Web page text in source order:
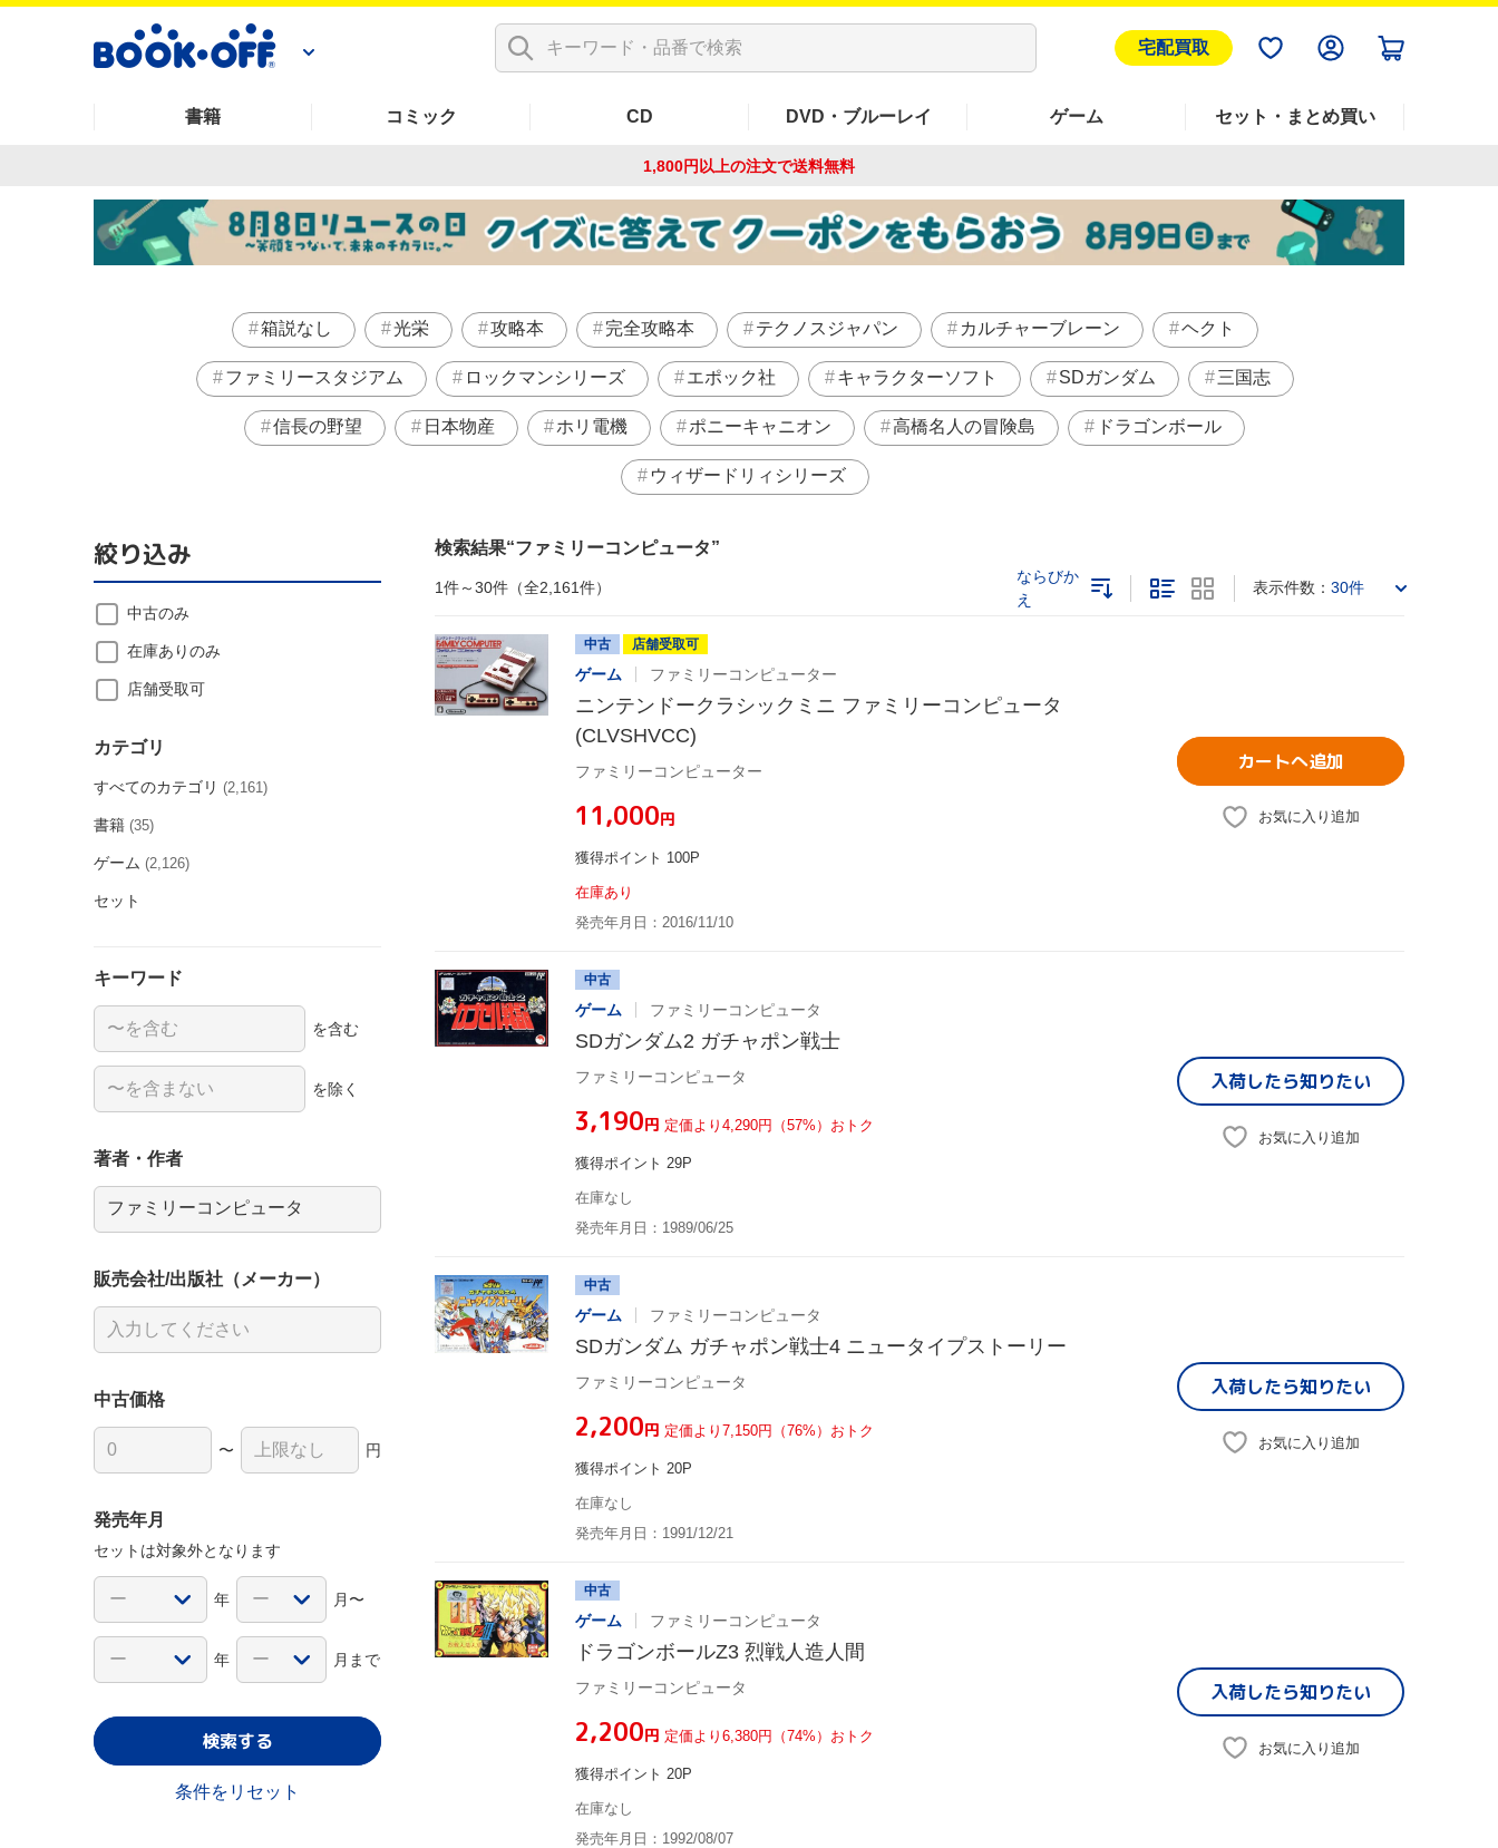
宅配買取
書籍 コミック CD DVD・ブルーレイ ゲーム セット・まとめ買い
1,800円以上の注文で送料無料
箱説なし 光栄 攻略本 完全攻略本 テクノスジャパン カルチャーブレーン ヘクト
ファミリースタジアム ロックマンシリーズ エポック社 キャラクターソフト SDガンダム 三国志
信長の野望 日本物産 ホリ電機 ポニーキャニオン 高橋名人の冒険島 ドラゴンボール
ウィザードリィシリーズ
検索結果 ファミリーコンピュータ
1件～30件（全2,161件）
ならびか
え
表示件数： 30件
中古 店舗受取可
ゲーム ファミリーコンピューター
ニンテンドークラシックミニ ファミリーコンピュータ
(CLVSHVCC)
ファミリーコンピューター
¥11,000円
獲得ポイント 100P
在庫あり
発売年月日：2016/11/10
カートへ追加
お気に入り追加
中古
ゲーム ファミリーコンピュータ
SDガンダム2 ガチャポン戦士
ファミリーコンピュータ
¥3,190円 定価より4,290円（57%）おトク
獲得ポイント 29P
在庫なし
発売年月日：1989/06/25
入荷したら知りたい
お気に入り追加
中古
ゲーム ファミリーコンピュータ
SDガンダム ガチャポン戦士4 ニュータイプストーリー
ファミリーコンピュータ
¥2,200円 定価より7,150円（76%）おトク
獲得ポイント 20P
在庫なし
発売年月日：1991/12/21
入荷したら知りたい
お気に入り追加
中古
ゲーム ファミリーコンピュータ
ドラゴンボールZ3 烈戦人造人間
ファミリーコンピュータ
¥2,200円 定価より6,380円（74%）おトク
獲得ポイント 20P
在庫なし
発売年月日：1992/08/07
入荷したら知りたい
お気に入り追加
絞り込み
中古のみ
在庫ありのみ
店舗受取可
カテゴリ
すべてのカテゴリ (2,161)
書籍 (35)
ゲーム (2,126)
セット
キーワード
を含む
を除く
著者・作者
販売会社/出版社（メーカー）
中古価格
〜 円
発売年月
セットは対象外となります
年 月〜
年 月まで
検索する
条件をリセット